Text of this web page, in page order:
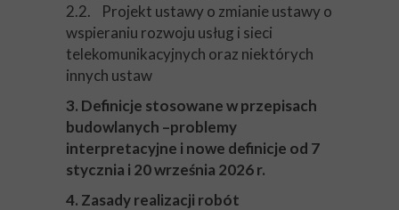
2.2. Projekt ustawy o zmianie ustawy o
wspieraniu rozwoju usług i sieci
telekomunikacyjnych oraz niektórych
innych ustaw
3. Definicje stosowane w przepisach
budowlanych –problemy
interpretacyjne i nowe definicje od 7
stycznia i 20 września 2026 r.
4. Zasady realizacji robót